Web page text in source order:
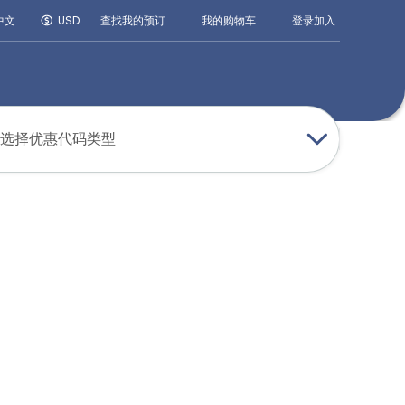
文 USD 查找我的预订 我的购物车 登录加入
选择优惠代码类型